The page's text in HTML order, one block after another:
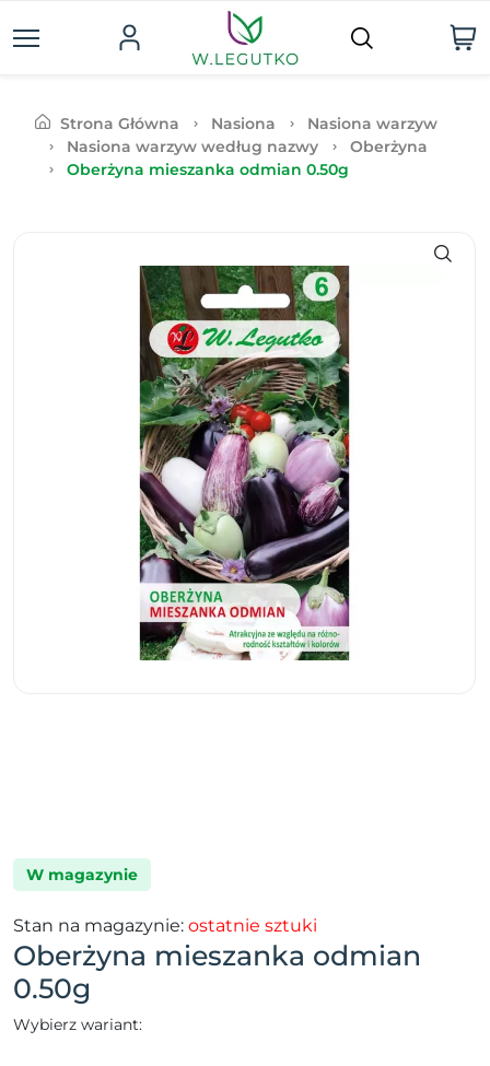
Strona Główna Nasiona
Nasiona warzyw
Nasiona warzyw według nazwy
Oberżyna
Oberżyna mieszanka odmian 0.50g
W magazynie
Stan na magazynie: ostatnie sztuki
Oberżyna mieszanka odmian
0.50g
Wybierz wariant: